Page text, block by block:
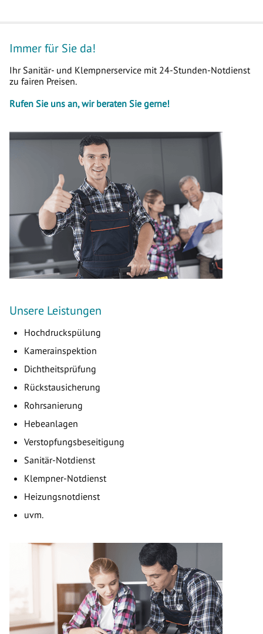
Immer für Sie da!
Ihr Sanitär- und Klempnerservice mit 24-Stunden-Notdienst
zu fairen Preisen.
Rufen Sie uns an, wir beraten Sie gerne!
Unsere Leistungen
Hochdruckspülung
Kamerainspektion
Dichtheitsprüfung
Rückstausicherung
Rohrsanierung
Hebeanlagen
Verstopfungsbeseitigung
Sanitär-Notdienst
Klempner-Notdienst
Heizungsnotdienst
uvm.